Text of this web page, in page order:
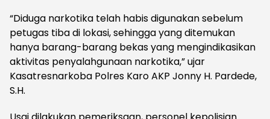
“Diduga narkotika telah habis digunakan sebelum
petugas tiba di lokasi, sehingga yang ditemukan
hanya barang-barang bekas yang mengindikasikan
aktivitas penyalahgunaan narkotika,” ujar
Kasatresnarkoba Polres Karo AKP Jonny H. Pardede,
S.H.